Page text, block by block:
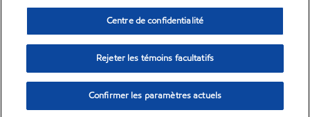
Centre de confidentialité
Rejeter les témoins facultatifs
Confirmer les paramètres actuels